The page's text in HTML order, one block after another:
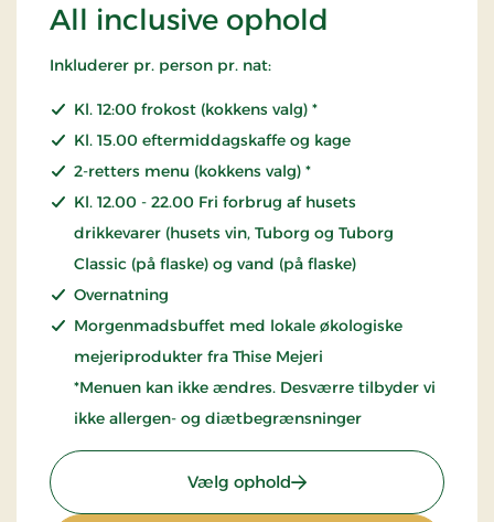
All inclusive ophold
Inkluderer pr. person pr. nat:
Kl. 12:00 frokost (kokkens valg) *
Kl. 15.00 eftermiddagskaffe og kage
2-retters menu (kokkens valg) *
Kl. 12.00 - 22.00 Fri forbrug af husets
drikkevarer (husets vin, Tuborg og Tuborg
Classic (på flaske) og vand (på flaske)
Overnatning
Morgenmadsbuffet med lokale økologiske
mejeriprodukter fra Thise Mejeri
*Menuen kan ikke ændres. Desværre tilbyder vi
ikke allergen- og diætbegrænsninger
Vælg ophold: All inclusive ophold